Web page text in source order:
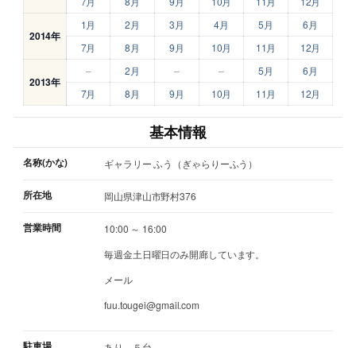
2014年
1月 2月 3月 4月 5月
6月
7月
8月 9月 10月 11月 12月
2013年
– 2月 – – 5月
6月
7月
8月 9月 10月 11月 12月
基本情報
名称(かな) ギャラリー ふう（ぎゃらりーふう）
所在地 岡山県津山市野村376
営業時間
10:00 ～ 16:00
毎週金土日曜日のみ開廊しています。
メール
fuu.tougei@gmail.com